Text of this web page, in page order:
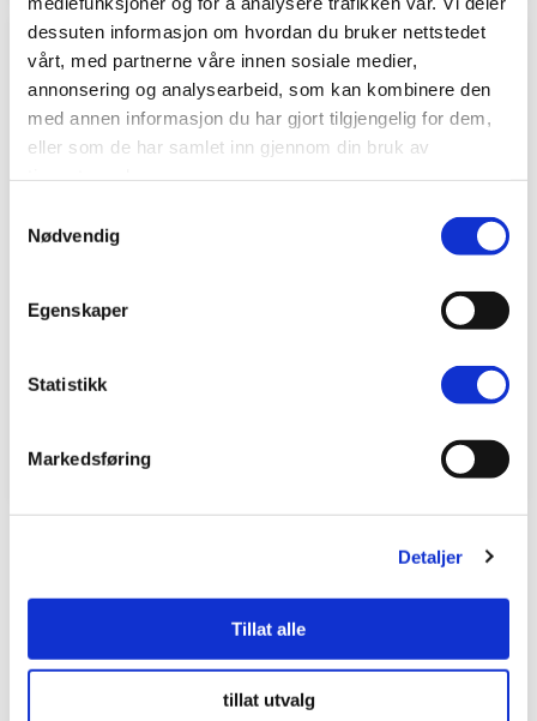
dessuten informasjon om hvordan du bruker nettstedet
vårt, med partnerne våre innen sosiale medier,
annonsering og analysearbeid, som kan kombinere den
med annen informasjon du har gjort tilgjengelig for dem,
eller som de har samlet inn gjennom din bruk av
Nødvendig
Egenskaper
Statistikk
Markedsføring
Detaljer
Tillat alle
tillat utvalg
Sand Bambus
fra 2786 kr.
Utforsk våre andre gardiner